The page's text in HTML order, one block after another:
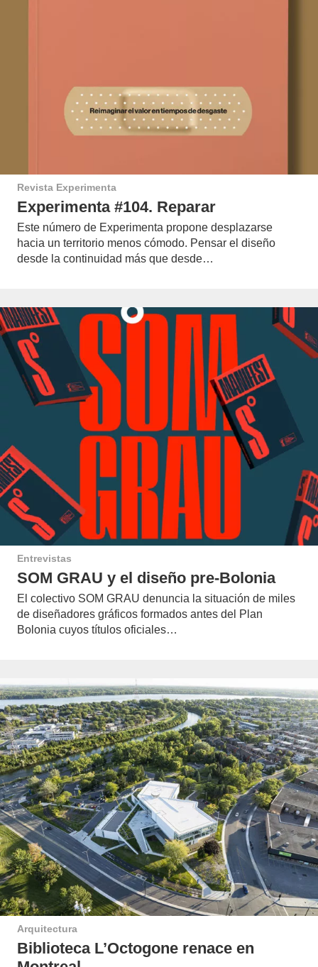
Revista Experimenta
Experimenta #104. Reparar
Este número de Experimenta propone desplazarse
hacia un territorio menos cómodo. Pensar el diseño
desde la continuidad más que desde…
Entrevistas
SOM GRAU y el diseño pre-Bolonia
El colectivo SOM GRAU denuncia la situación de miles
de diseñadores gráficos formados antes del Plan
Bolonia cuyos títulos oficiales…
Arquitectura
Biblioteca L’Octogone renace en